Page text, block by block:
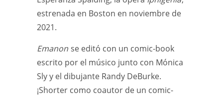
estrenada en Boston en noviembre de
2021.
Emanon se editó con un comic-book
escrito por el músico junto con Mónica
Sly y el dibujante Randy DeBurke.
¡Shorter como coautor de un comic-